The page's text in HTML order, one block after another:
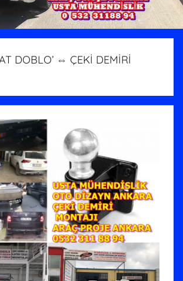
DOBLO’ ⇔ ÇEKİ DEMİRİ